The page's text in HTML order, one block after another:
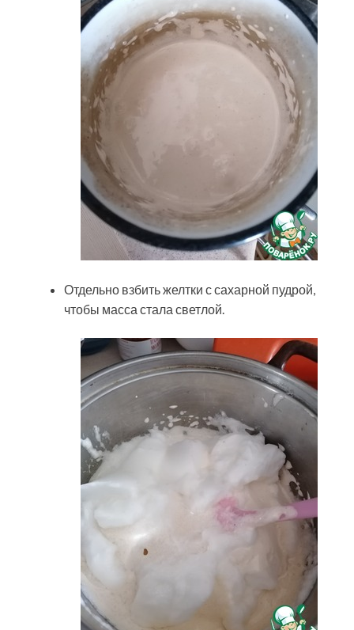
Отдельно взбить желтки с сахарной пудрой,
чтобы масса стала светлой.